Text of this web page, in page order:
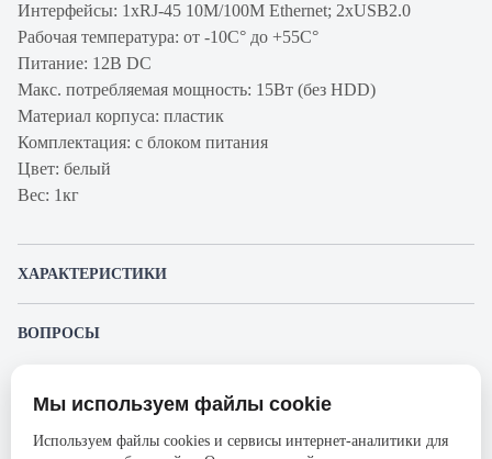
Интерфейсы: 1хRJ-45 10M/100M Ethernet; 2хUSB2.0
Рабочая температура: от -10C° до +55C°
Питание: 12В DC
Макс. потребляемая мощность: 15Вт (без HDD)
Материал корпуса: пластик
Комплектация: с блоком питания
Цвет: белый
Вес: 1кг
ХАРАКТЕРИСТИКИ
Производитель
Серия
VALUE
ВОПРОСЫ
Представленные изображения и характеристики могут отличаться от реального
без предварительного уведомления. Компания АйДистрибьют не несёт
Мы используем файлы cookie
Используем файлы cookies и сервисы интернет-аналитики для